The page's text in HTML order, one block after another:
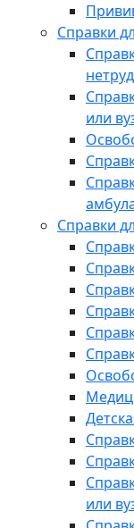
Справки
или
Справки
или